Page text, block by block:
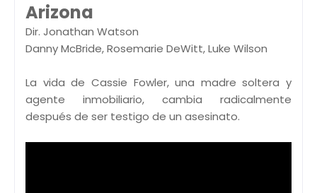
Arizona
Dir. Jonathan Watson
Danny McBride, Rosemarie DeWitt, Luke Wilson
La vida de Cassie Fowler, una madre soltera y
agente inmobiliario, cambia radicalmente
después de ser testigo de un asesinato.